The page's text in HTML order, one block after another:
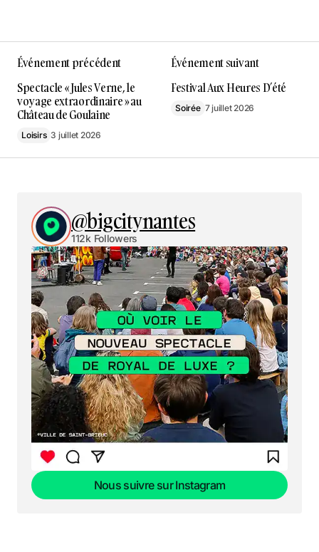
Événement précédent
Spectacle « Jules Verne, le
voyage extraordinaire » au
Château de Goulaine
Loisirs 3 juillet 2026
Événement suivant
Festival Aux Heures D’été
Soirée 7 juillet 2026
@bigcitynantes
112k Followers
Nous suivre sur Instagram